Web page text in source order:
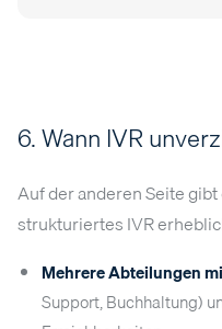
6. Wann IVR
Auf der anderen Seite
strukturiertes IVR
Mehrere Abteilungen
Support, Buchhaltung)